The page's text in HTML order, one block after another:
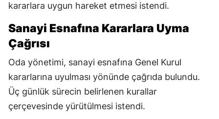
kararlara uygun hareket etmesi istendi.
Sanayi Esnafına Kararlara Uyma
Çağrısı
Oda yönetimi, sanayi esnafına Genel Kurul
kararlarına uyulması yönünde çağrıda bulundu.
Üç günlük sürecin belirlenen kurallar
çerçevesinde yürütülmesi istendi.